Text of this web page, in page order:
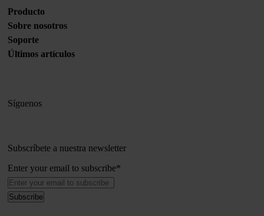
Producto
Sobre nosotros
Soporte
Últimos artículos
Síguenos
Subscríbete a nuestra newsletter
Enter your email to subscribe*